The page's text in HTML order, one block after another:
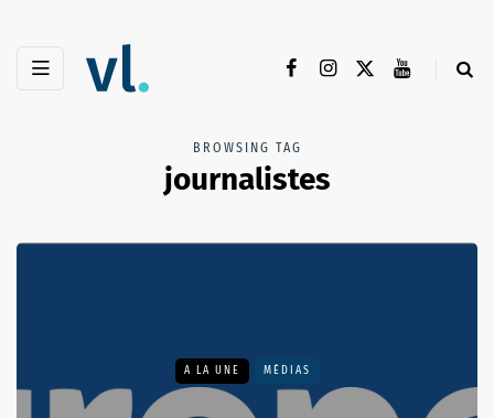
BROWSING TAG
journalistes
A LA UNE MÉDIAS